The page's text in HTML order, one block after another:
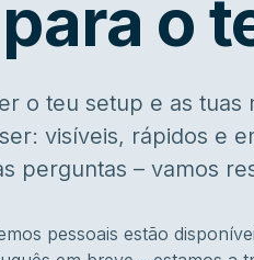
o
o teu setup e as tuas
visíveis, rápidos e
perguntas – vamos
pessoais estão